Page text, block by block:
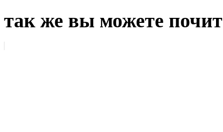
так же вы можете